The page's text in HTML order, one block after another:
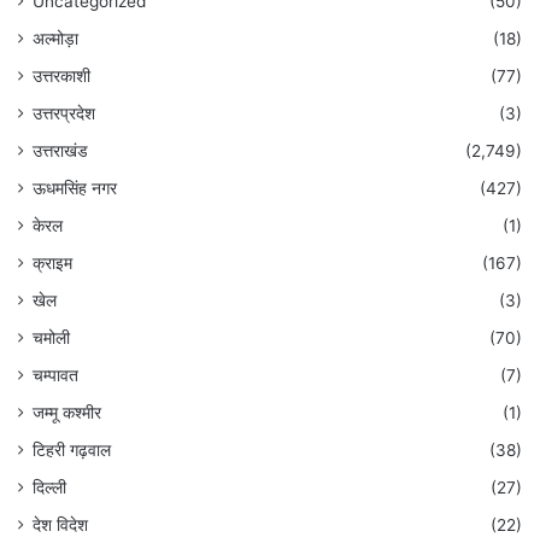
अल्मोड़ा
(18)
उत्तरकाशी
(77)
उत्तरप्रदेश
(3)
उत्तराखंड
(2,749)
ऊधमसिंह नगर
(427)
केरल
(1)
क्राइम
(167)
खेल
(3)
चमोली
(70)
चम्पावत
(7)
जम्मू कश्मीर
(1)
टिहरी गढ़वाल
(38)
दिल्ली
(27)
देश विदेश
(22)